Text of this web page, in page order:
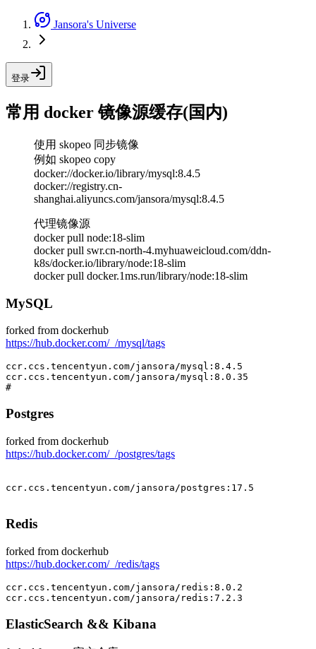
Jansora's Universe
登录
常用 docker 镜像源缓存(国内)
使用 skopeo 同步镜像
例如 skopeo copy
docker://docker.io/library/mysql:8.4.5
docker://registry.cn-
shanghai.aliyuncs.com/jansora/mysql:8.4.5
代理镜像源
docker pull node:18-slim
docker pull swr.cn-north-4.myhuaweicloud.com/ddn-
k8s/docker.io/library/node:18-slim
docker pull docker.1ms.run/library/node:18-slim
MySQL
forked from dockerhub
https://hub.docker.com/_/mysql/tags
#
Postgres
forked from dockerhub
https://hub.docker.com/_/postgres/tags
Redis
forked from dockerhub
https://hub.docker.com/_/redis/tags
ElasticSearch && Kibana